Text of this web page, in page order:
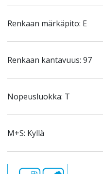
Renkaan märkäpito: E
Renkaan kantavuus: 97
Nopeusluokka: T
M+S: Kyllä